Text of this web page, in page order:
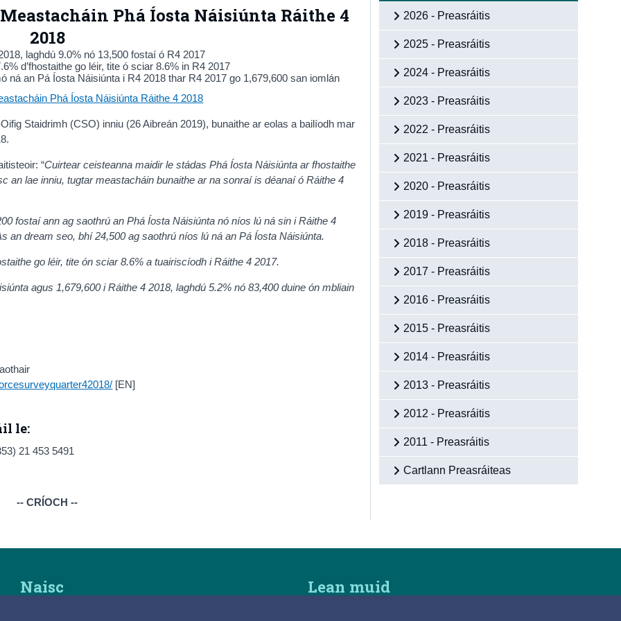
Phá Íosta Náisiúnta Ráithe 4
2018
laghdú 9.0% nó 13,500 fostaí ó R4 2017
d’fhostaithe go léir, tite ó sciar 8.6% in R4 2017
ná an Pá Íosta Náisiúnta i R4 2018 thar R4 2017 go 1,679,600 san iomlán
Phá Íosta Náisiúnta Ráithe 4 2018
Staidrimh (CSO) inniu (26 Aibreán 2019), bunaithe ar eolas a bailíodh mar
“Cuirtear ceisteanna maidir le stádas Phá Íosta Náisiúnta ar fhostaithe
an lae inniu, tugtar meastacháin bunaithe ar na sonraí is déanaí ó Ráithe 4
fostaí ann ag saothrú an Phá Íosta Náisiúnta nó níos lú ná sin i Ráithe 4
an dream seo, bhí 24,500 ag saothrú níos lú ná an Pá Íosta Náisiúnta.
go léir, tite ón sciar 8.6% a tuairiscíodh i Ráithe 4 2017.
agus 1,679,600 i Ráithe 4 2018, laghdú 5.2% nó 83,400 duine ón mbliain
[EN]
le:
21 453 5491
-- CRÍOCH --
2026 - Preasráitis
2025 - Preasráitis
2024 - Preasráitis
2023 - Preasráitis
2022 - Preasráitis
2021 - Preasráitis
2020 - Preasráitis
2019 - Preasráitis
2018 - Preasráitis
2017 - Preasráitis
2016 - Preasráitis
2015 - Preasráitis
2014 - Preasráitis
2013 - Preasráitis
2012 - Preasráitis
2011 - Preasráitis
Cartlann Preasráiteas
Naisc Lean muid